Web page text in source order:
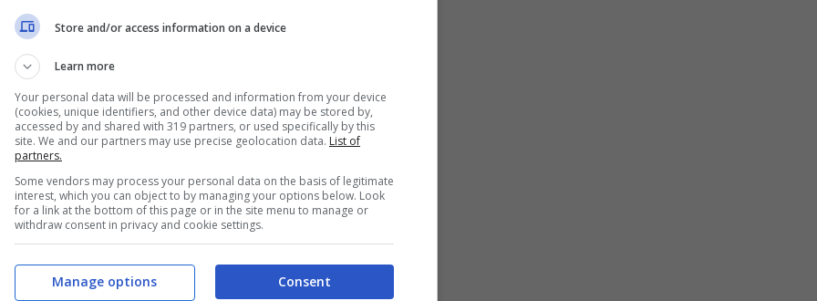
in un clima di grande agitazione per
e il rapper Fedez stanno vivendo
da alcuni scatti in cui sono stati pizzicati (e su
soprattutto la“freddezza social” di Chiara
ma nonostante ciò l’influencerva dritta per
in questa settimana, infatti, ha assistito
e Fendie non ha mancato di mostrarci dei
Store and/or access information on a device
Learn more
Your personal data will be processed and information from your device
(cookies, unique identifiers, and other device data) may be stored by,
accessed by and shared with 319 partners, or used specifically by this
site. We and our partners may use precise geolocation data. List of
partners.
Some vendors may process your personal data on the basis of legitimate
interest, which you can object to by managing your options below. Look
for a link at the bottom of this page or in the site menu to manage or
withdraw consent in privacy and cookie settings.
Consent
Manage options